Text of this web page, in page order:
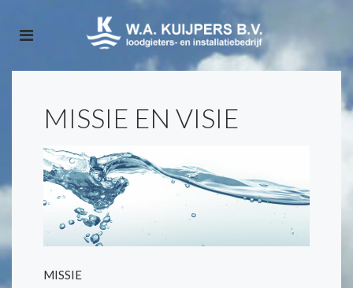
MISSIE EN VISIE
MISSIE